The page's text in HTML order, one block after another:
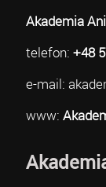
Akademia
telefon: +48
e-mail:
www: